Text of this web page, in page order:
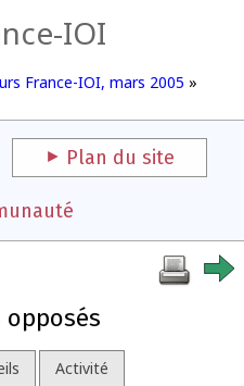
IOI
France-IOI, mars 2005 »
Plan du site
opposés
Activité